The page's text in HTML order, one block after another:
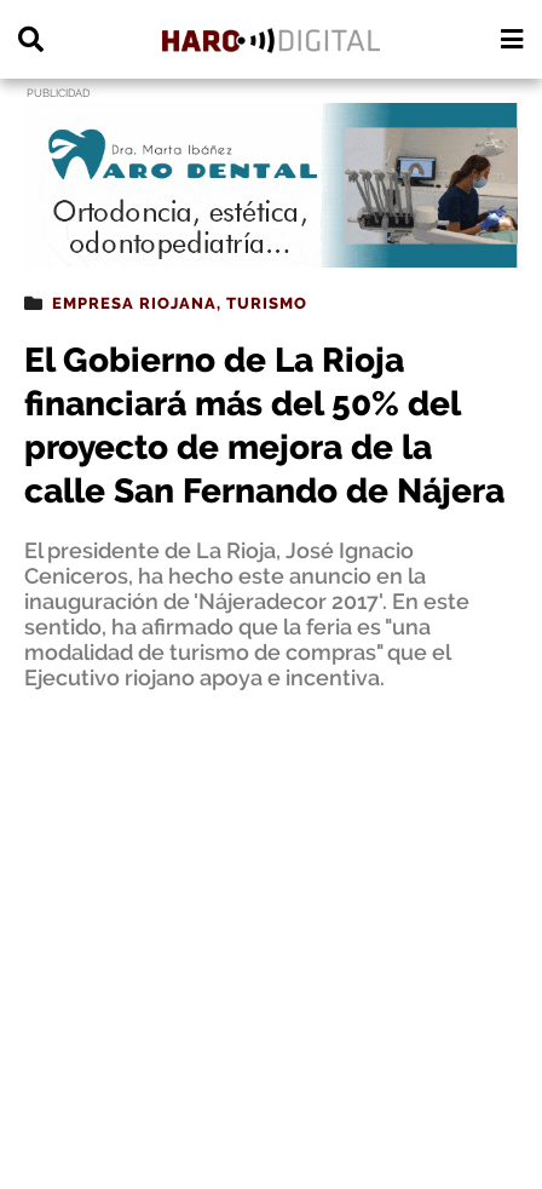
PUBLICIDAD
EMPRESA RIOJANA, TURISMO
El Gobierno de La Rioja
financiará más del 50% del
proyecto de mejora de la
calle San Fernando de Nájera
El presidente de La Rioja, José Ignacio
Ceniceros, ha hecho este anuncio en la
inauguración de 'Nájeradecor 2017'. En este
sentido, ha afirmado que la feria es "una
modalidad de turismo de compras" que el
Ejecutivo riojano apoya e incentiva.